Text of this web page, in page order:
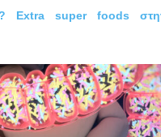
Extra super foods